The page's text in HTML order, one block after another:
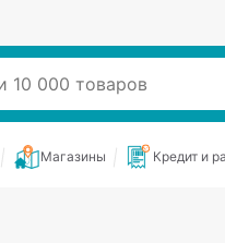
Магазины Кредит и